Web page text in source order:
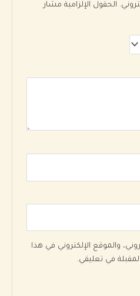
الحقول الإلزامية مشار
والموقع الإلكتروني في هذا
في تعليقي.